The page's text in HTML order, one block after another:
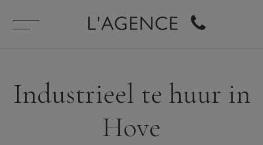
Industrieel te huur in
Hove